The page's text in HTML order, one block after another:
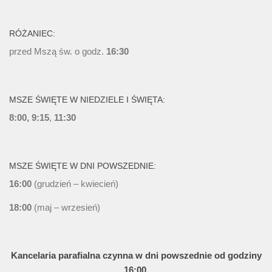
RÓŻANIEC:
przed Mszą św. o godz. 16:30
MSZE ŚWIĘTE W NIEDZIELE I ŚWIĘTA:
8:00, 9:15, 11:30
MSZE ŚWIĘTE W DNI POWSZEDNIE:
16:00 (grudzień – kwiecień)
18:00 (maj – wrzesień)
Kancelaria parafialna czynna w dni powszednie od godziny
16:00.